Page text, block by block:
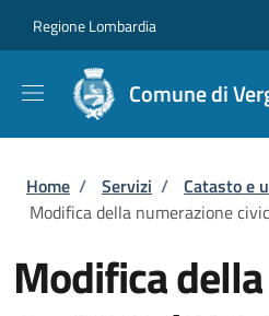
Regione Lombardia
Comune di
Briciole di pane
Home / Servizi / Catasto e
Modifica della numerazione
Modifica della